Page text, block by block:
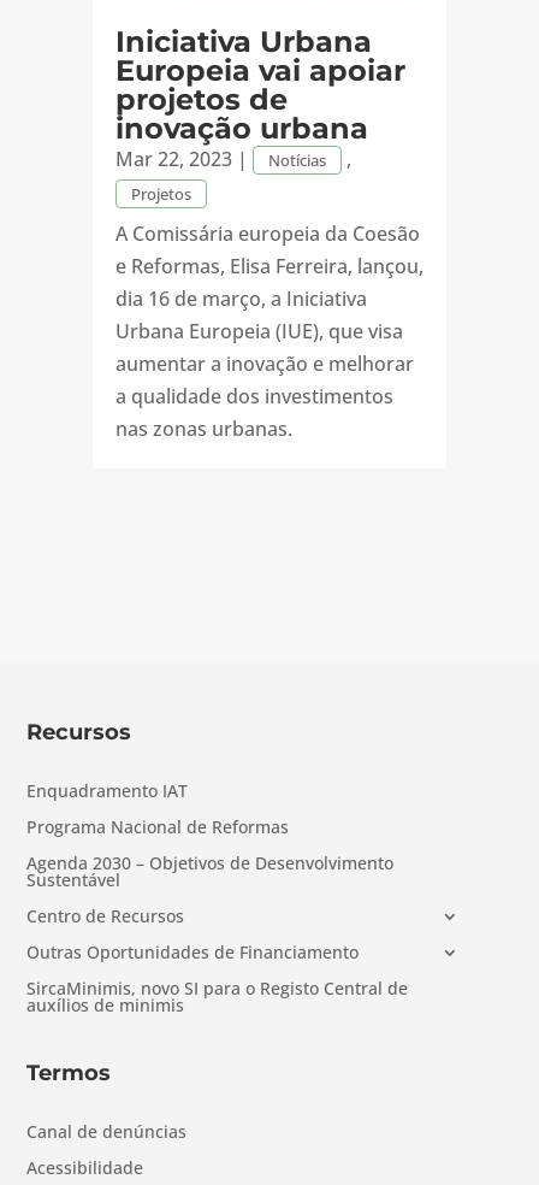
Iniciativa Urbana
Europeia vai apoiar
projetos de
inovação urbana
Mar 22, 2023| Notícias ,
Projetos
A Comissária europeia da Coesão
e Reformas, Elisa Ferreira, lançou,
dia 16 de março, a Iniciativa
Urbana Europeia (IUE), que visa
aumentar a inovação e melhorar
a qualidade dos investimentos
nas zonas urbanas.
Recursos
Enquadramento IAT
Programa Nacional de Reformas
Agenda 2030 – Objetivos de Desenvolvimento
Sustentável
Centro de Recursos
Outras Oportunidades de Financiamento
SircaMinimis, novo SI para o Registo Central de
auxílios de minimis
Termos
Canal de denúncias
Acessibilidade